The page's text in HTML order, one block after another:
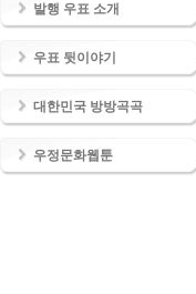
발행 우표 소개
우표 뒷이야기
대한민국 방방곡곡
우정문화웹툰